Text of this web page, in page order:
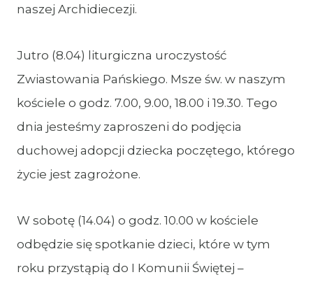
naszej Archidiecezji.
Jutro (8.04) liturgiczna uroczystość
Zwiastowania Pańskiego. Msze św. w naszym
kościele o godz. 7.00, 9.00, 18.00 i 19.30. Tego
dnia jesteśmy zaproszeni do podjęcia
duchowej adopcji dziecka poczętego, którego
życie jest zagrożone.
W sobotę (14.04) o godz. 10.00 w kościele
odbędzie się spotkanie dzieci, które w tym
roku przystąpią do I Komunii Świętej –